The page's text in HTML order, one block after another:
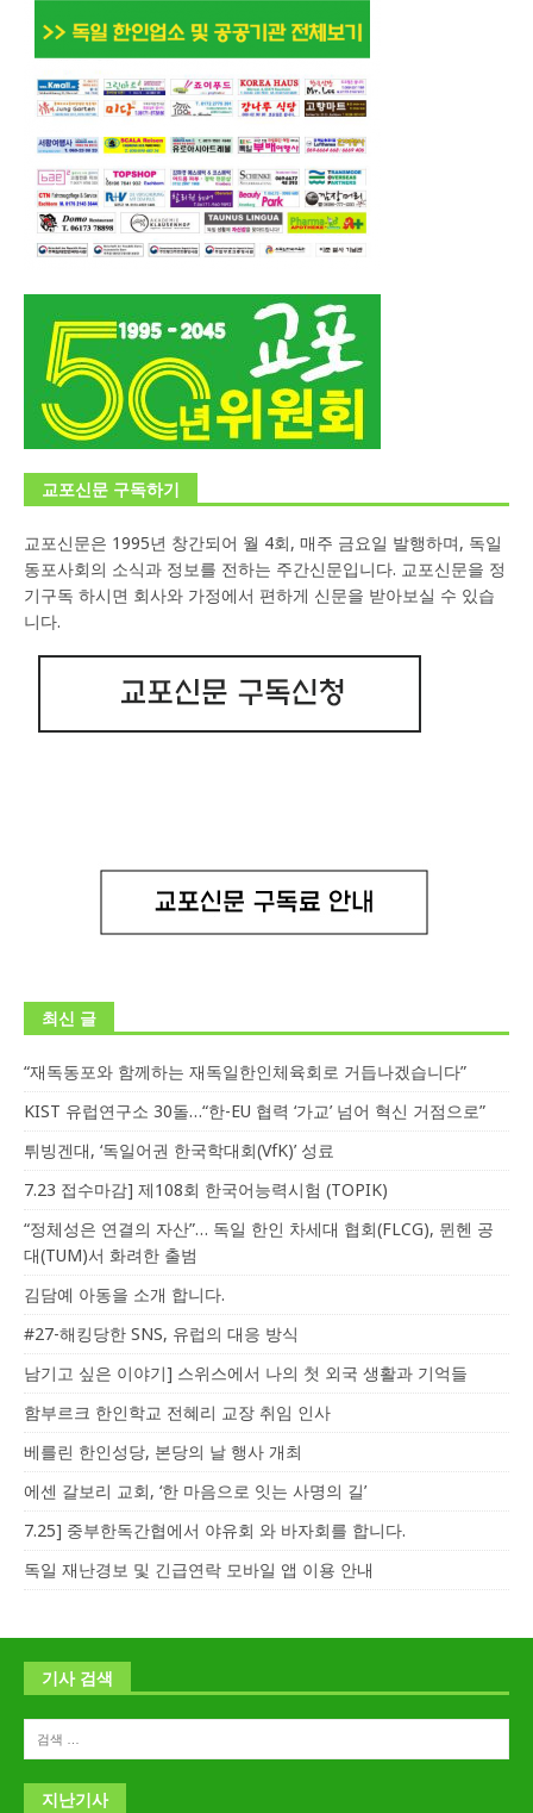
교포신문 구독하기
교포신문은 1995년 창간되어 월 4회, 매주 금요일 발행하며, 독일
동포사회의 소식과 정보를 전하는 주간신문입니다. 교포신문을 정
기구독 하시면 회사와 가정에서 편하게 신문을 받아보실 수 있습
니다.
최신 글
“재독동포와 함께하는 재독일한인체육회로 거듭나겠습니다”
KIST 유럽연구소 30돌…“한-EU 협력 ‘가교’ 넘어 혁신 거점으로”
튀빙겐대, ‘독일어권 한국학대회(VfK)’ 성료
7.23 접수마감] 제108회 한국어능력시험 (TOPIK)
“정체성은 연결의 자산”… 독일 한인 차세대 협회(FLCG), 뮌헨 공
대(TUM)서 화려한 출범
김담예 아동을 소개 합니다.
#27-해킹당한 SNS, 유럽의 대응 방식
남기고 싶은 이야기] 스위스에서 나의 첫 외국 생활과 기억들
함부르크 한인학교 전혜리 교장 취임 인사
베를린 한인성당, 본당의 날 행사 개최
에센 갈보리 교회, ‘한 마음으로 잇는 사명의 길’
7.25] 중부한독간협에서 야유회 와 바자회를 합니다.
독일 재난경보 및 긴급연락 모바일 앱 이용 안내
기사 검색
지난기사